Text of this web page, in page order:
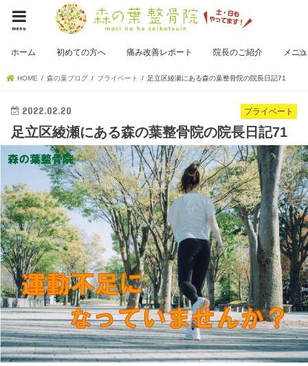
menu
ホーム 初めての方へ 痛み改善レポート 院長のご紹介 メニ
HOME 森の葉ブログ プライベート 足立区綾瀬にある森の葉整骨院の院長日記71
プライベート
2022.02.20
足立区綾瀬にある森の葉整骨院の院長日記71